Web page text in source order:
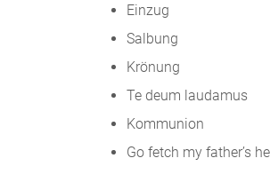
Einzug
Salbung
Krönung
Te deum laudamus
Kommunion
Go fetch my father’s